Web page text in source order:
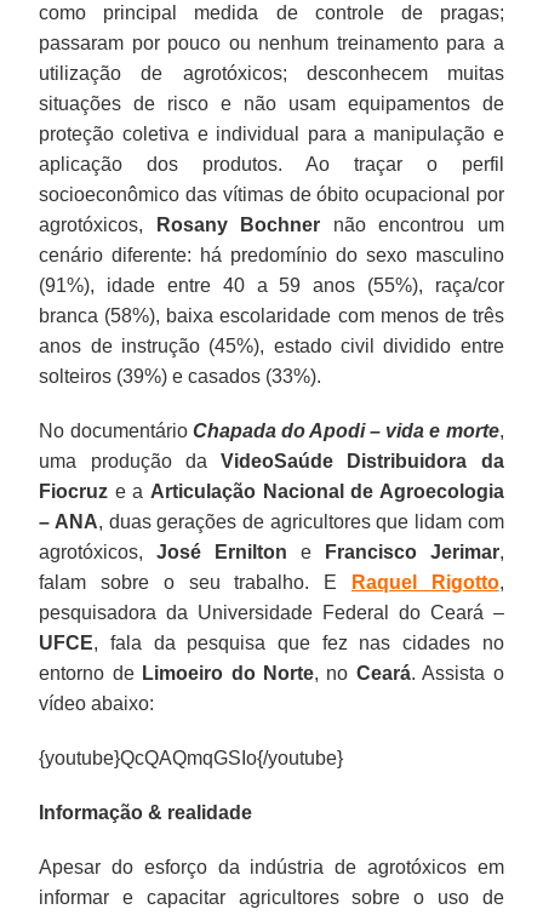
como principal medida de controle de pragas;
passaram por pouco ou nenhum treinamento para a
utilização de agrotóxicos; desconhecem muitas
situações de risco e não usam equipamentos de
proteção coletiva e individual para a manipulação e
aplicação dos produtos. Ao traçar o perfil
socioeconômico das vítimas de óbito ocupacional por
agrotóxicos,
Rosany Bochner não encontrou um
cenário diferente: há predomínio do sexo masculino
(91%), idade entre 40 a 59 anos (55%), raça/cor
branca (58%), baixa escolaridade com menos de três
anos de instrução (45%), estado civil dividido entre
solteiros (39%) e casados (33%).
No documentário Chapada do Apodi – vida e morte,
uma produção daVideoSaúde Distribuidora da
Fiocruz e a Articulação Nacional de Agroecologia
– ANA, duas gerações de agricultores que lidam com
agrotóxicos,José Ernilton e Francisco Jerimar,
falam sobre o seu trabalho. E
Raquel Rigotto,
pesquisadora da Universidade Federal do Ceará –
UFCE, fala da pesquisa que fez nas cidades no
entorno de Limoeiro do Norte, no Ceará. Assista o
vídeo abaixo:
{youtube}QcQAQmqGSIo{/youtube}
Informação & realidade
Apesar do esforço da indústria de agrotóxicos em
informar e capacitar agricultores sobre o uso de